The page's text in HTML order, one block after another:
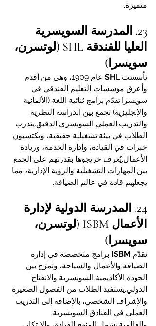
متميزة.
23. المدرسة السويسرية
العليا للفندقة SHL (لوتسرن،
سويسرا)
تأسست SHL
عام 1909، وهي من أقدم
وأعرق مؤسسات التعليم الفندقي في
سويسرا.تقدّم برامج ثنائية اللغة (الألمانية
والإنجليزية) تجمع بين الدراسة النظرية
والتدريب العملي السويسري الدقيق.يتدرب
الطلاب في بيئة تشغيلية حقيقية، ويكتسبون
خبرات في القيادة، وإدارة الخدمة، وريادة
الأعمال.يُعرف خريجوها بقدرتهم على الجمع
بين المهارات التشغيلية والرؤية الإدارية، مما
يجعلهم قادة في عالم الضيافة.
24. المدرسة الدولية لإدارة
الأعمال ISBM (لوتسرن،
سويسرا)
تقدّم ISBM برامج متخصصة في إدارة
الضيافة والأعمال والسياحة، وتمزج بين
الجودة الأكاديمية السويسرية والانفتاح
الدولي.يستفيد الطلاب من الفصول الصغيرة
والإشراف الشخصي، بالإضافة إلى التدريب
العملي في الفنادق السويسرية